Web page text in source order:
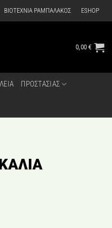
ΒΙΟΤΕΧΝΙΑ ΡΑΜΠΑΛΑΚΟΣ ESHOP
0,00€
ΠΡΟΣΤΑΣΙΑΣ